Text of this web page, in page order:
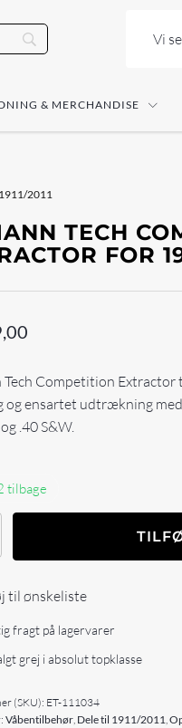
Vi
& MERCHANDISE
2011
TECH
FOR
Tech Competition
og ensartet udtrækning
.40 S&W.
tilbage
til ønskeliste
fragt på lagervarer
grej i absolut topklasse
(SKU): ET-111034
Våbentilbehør, Dele til 1911/2011,